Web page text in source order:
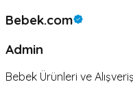
Bebek.com
Admin
Bebek Ürünleri ve Alışveriş